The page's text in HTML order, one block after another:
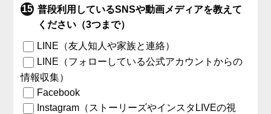
普段利用しているSNSや動画メディアを教えて
ください（3つまで）
LINE（友人知人や家族と連絡）
LINE（フォローしている公式アカウントからの
情報収集）
Facebook
Instagram（ストーリーズやインスタLIVEの視